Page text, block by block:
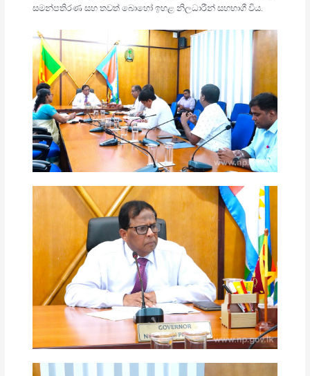
සමන්පතිරණ සහ තවත් බොහෝ ඉහළ නිලධාරීන් සහභාගී විය.